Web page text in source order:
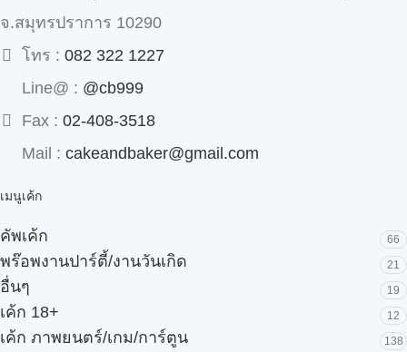
จ.สมุทรปราการ 10290
โทร : 082 322 1227
Line@ : @cb999
Fax : 02-408-3518
Mail : cakeandbaker@gmail.com
เมนูเค้ก
คัพเค้ก 66
พร๊อพงานปาร์ตี้/งานวันเกิด 21
อื่นๆ 19
เค้ก 18+ 12
เค้ก ภาพยนตร์/เกม/การ์ตูน 138